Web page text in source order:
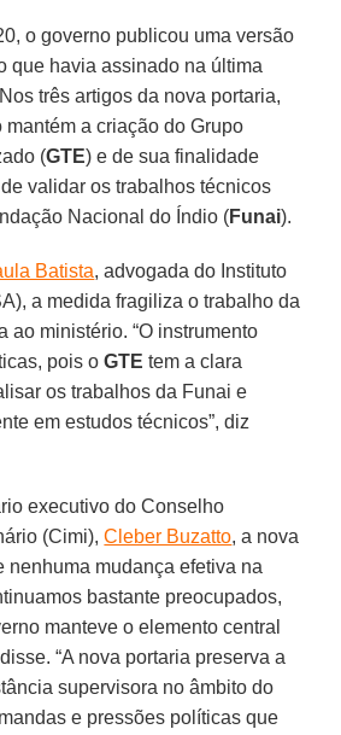
o governo publicou uma versão
que havia assinado na última
três artigos da nova portaria,
mantém a criação do Grupo
(GTE) e de sua finalidade
validar os trabalhos técnicos
Nacional do Índio (Funai).
Batista, advogada do Instituto
a medida fragiliza o trabalho da
ao ministério. “O instrumento
pois oGTE tem a clara
os trabalhos da Funai e
em estudos técnicos”, diz
executivo do Conselho
(Cimi),Cleber Buzatto, a nova
nenhuma mudança efetiva na
bastante preocupados,
manteve o elemento central
“A nova portaria preserva a
supervisora no âmbito do
e pressões políticas que